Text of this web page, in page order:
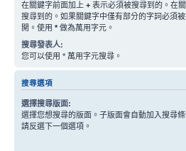
在關鍵字前面加上 + 表示必須被搜尋到的。在
搜尋到的。如果關鍵字中僅有部分的字詞必須
開。使用 * 做為萬用字元。
搜尋發表人:
您可以使用 * 萬用字元搜尋。
搜尋選項
選擇搜尋版面:
選擇您想搜尋的版面。子版面會自動加入搜尋
請反選下一個選項。